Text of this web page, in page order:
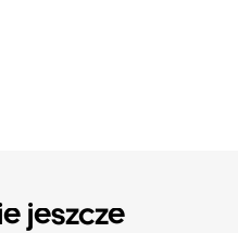
jeszcze